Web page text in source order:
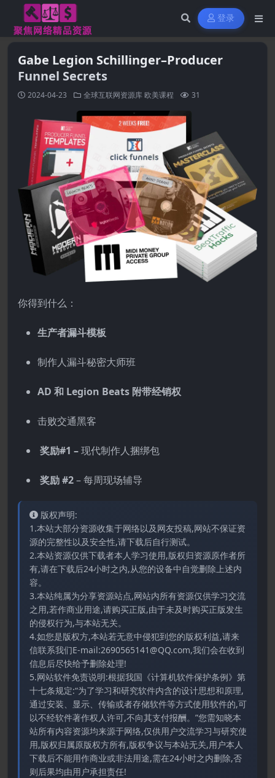
登录
Gabe Legion Schillinger–Producer
Funnel Secrets
2024-04-23 全球互联网资源库欧美课程 31
你得到什么：
生产者漏斗模板
制作人漏斗秘密大师班
AD 和 Legion Beats 附带经销权
击败交通黑客
奖励#1 –现代制作人捆绑包
奖励 #2– 每周现场辅导
版权声明:
1.本站大部分资源收集于网络以及网友投稿,网站不保证资
源的完整性以及安全性,请下载后自行测试。
2.本站资源仅供下载者本人学习使用,版权归资源原作者所
有,请在下载后24小时之内,从您的设备中自觉删除上述内
容。
3.本站纯属为分享资源站点,网站内所有资源仅供学习交流
之用,若作商业用途,请购买正版,由于未及时购买正版发生
的侵权行为,与本站无关。
4.如您是版权方,本站若无意中侵犯到您的版权利益,请来
信联系我们E-mail:2690565141@QQ.com,我们会在收到
信息后尽快给予删除处理!
5.网站软件免责说明:根据我国《计算机软件保护条例》第
十七条规定:“为了学习和研究软件内含的设计思想和原理,
通过安装、显示、传输或者存储软件等方式使用软件的,可
以不经软件著作权人许可,不向其支付报酬。”您需知晓本
站所有内容资源均来源于网络,仅供用户交流学习与研究使
用,版权归属原版权方所有,版权争议与本站无关,用户本人
下载后不能用作商业或非法用途,需在24小时之内删除,否
则后果均由用户承担责任!